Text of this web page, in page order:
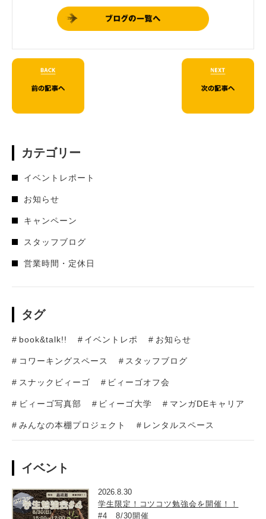
カテゴリー
イベントレポート
お知らせ
キャンペーン
スタッフブログ
営業時間・定休日
タグ
book&talk!! イベントレポ お知らせ
コワーキングスペース スタッフブログ
スナックビィーゴ ビィーゴオフ会
ビィーゴ写真部 ビィーゴ大学 マンガDEキャリア
みんなの本棚プロジェクト レンタルスペース
イベント
2026.8.30
学生限定！コツコツ勉強会を開催！！
#4 8/30開催